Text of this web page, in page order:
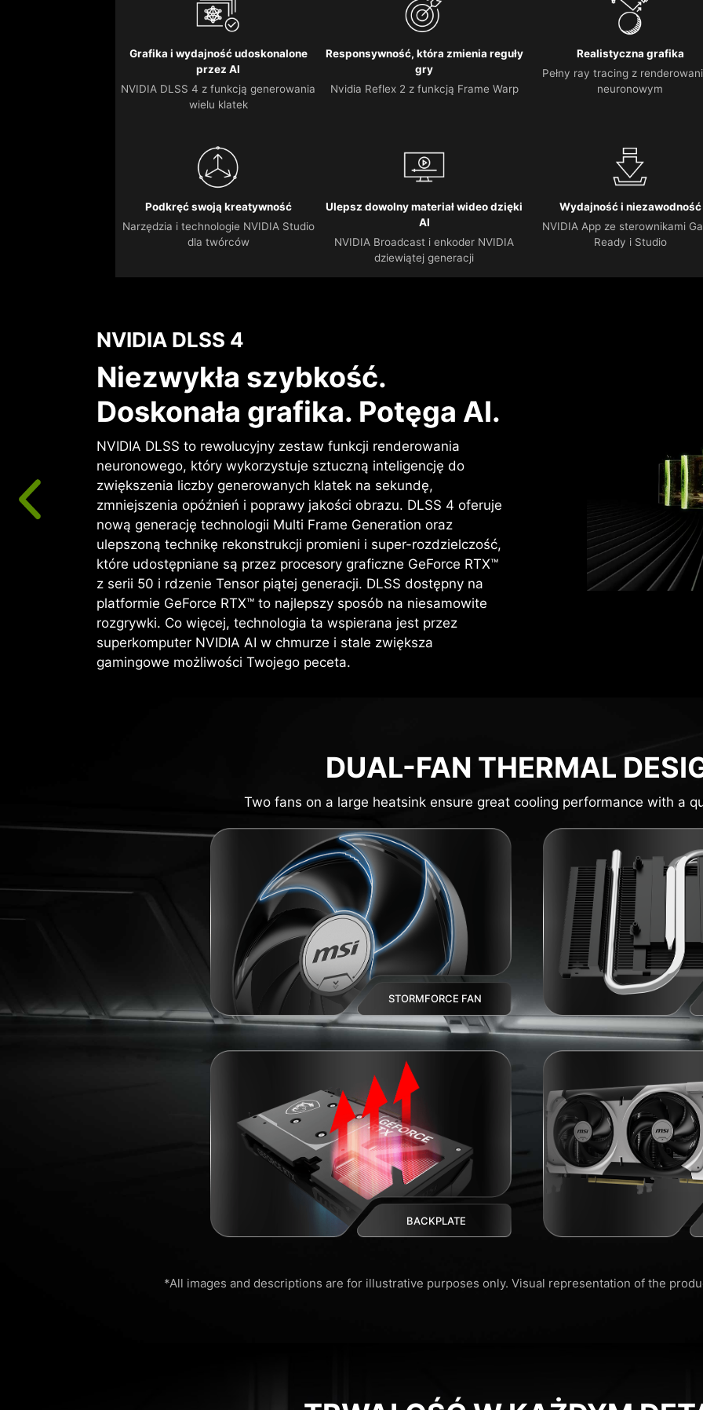
Grafika i wydajność udoskonalone
przez AI
NVIDIA DLSS 4 z funkcją generowania
wielu klatek
Responsywność, która zmienia reguły
gry
Nvidia Reflex 2 z funkcją Frame Warp
Realistyczna grafika
Pełny ray tracing z
neuronowym
Podkręć swoją kreatywność
Narzędzia i technologie NVIDIA Studio
dla twórców
Ulepsz dowolny materiał wideo dzięki
AI
NVIDIA Broadcast i enkoder NVIDIA
dziewiątej generacji
Wydajność i niezawodność
NVIDIA App ze sterownikami
Ready i Studio
NVIDIA DLSS 4
Niezwykła szybkość.
Doskonała grafika. Potęga AI.
NVIDIA DLSS to rewolucyjny zestaw funkcji renderowania
neuronowego, który wykorzystuje sztuczną inteligencję do
zwiększenia liczby generowanych klatek na sekundę,
zmniejszenia opóźnień i poprawy jakości obrazu. DLSS 4 oferuje
nową generację technologii Multi Frame Generation oraz
ulepszoną technikę rekonstrukcji promieni i super-rozdzielczość,
które udostępniane są przez procesory graficzne GeForce RTX™
z serii 50 i rdzenie Tensor piątej generacji. DLSS dostępny na
platformie GeForce RTX™ to najlepszy sposób na niesamowite
rozgrywki. Co więcej, technologia ta wspierana jest przez
superkomputer NVIDIA AI w chmurze i stale zwiększa
gamingowe możliwości Twojego peceta.
DUAL-FAN THERMAL
Two fans on a large heatsink ensure great cooling performance with a
STORMFORCE FAN
BACKPLATE
*All images and descriptions are for illustrative purposes only. Visual representation of the